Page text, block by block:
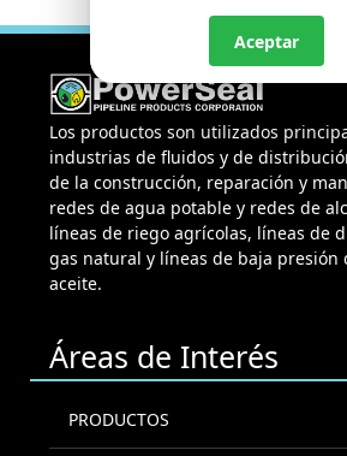
Los productos son utilizados
industrias de fluidos y de
de la construcción, reparación y
redes de agua potable y redes de
líneas de riego agrícolas, líneas de
gas natural y líneas de baja presión
aceite.
Áreas de Interés
PRODUCTOS
Aceptar